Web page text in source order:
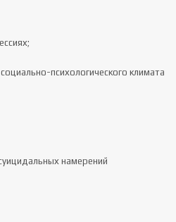
психологического климата
намерений